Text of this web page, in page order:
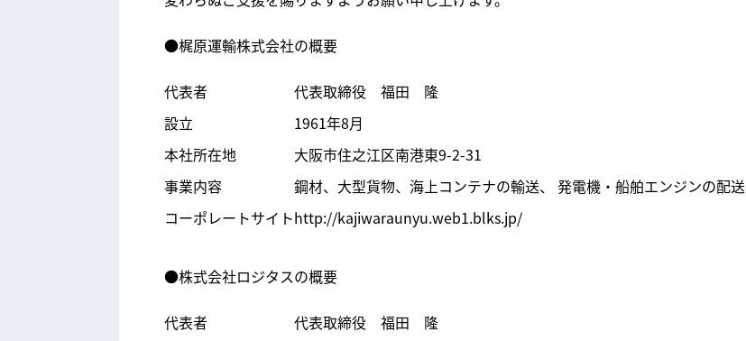
●梶原運輸株式会社の概要
代表者
代表取締役 福田 隆
設立
1961年8月
本社所在地
大阪市住之江区南港東9-2-31
事業内容
鋼材、大型貨物、海上コンテナの輸送、 発電機・船舶エンジンの配送
コーポレートサイトhttp://kajiwaraunyu.web1.blks.jp/
●株式会社ロジタスの概要
代表者
代表取締役 福田 隆